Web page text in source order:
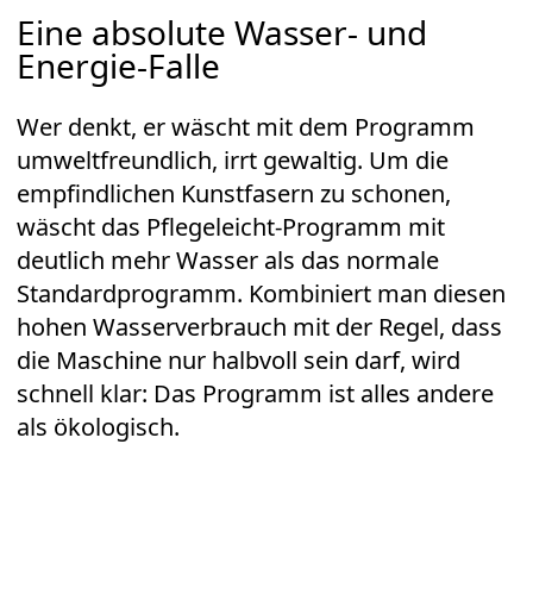
Eine absolute Wasser- und
Energie-Falle
Wer denkt, er wäscht mit dem Programm
umweltfreundlich, irrt gewaltig. Um die
empfindlichen Kunstfasern zu schonen,
wäscht das Pflegeleicht-Programm mit
deutlich mehr Wasser als das normale
Standardprogramm. Kombiniert man diesen
hohen Wasserverbrauch mit der Regel, dass
die Maschine nur halbvoll sein darf, wird
schnell klar: Das Programm ist alles andere
als ökologisch.